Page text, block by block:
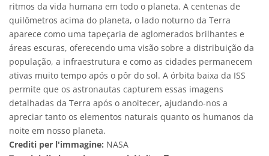
ritmos da vida humana em todo o planeta. A centenas de
quilômetros acima do planeta, o lado noturno da Terra
aparece como uma tapeçaria de aglomerados brilhantes e
áreas escuras, oferecendo uma visão sobre a distribuição da
população, a infraestrutura e como as cidades permanecem
ativas muito tempo após o pôr do sol. A órbita baixa da ISS
permite que os astronautas capturem essas imagens
detalhadas da Terra após o anoitecer, ajudando-nos a
apreciar tanto os elementos naturais quanto os humanos da
noite em nosso planeta.
Crediti per l'immagine: NASA